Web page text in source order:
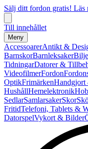
Sälj ditt fordon gratis! Läs
Till innehållet
Meny
AccessoarerAntikt &
BarnskorBarnleksaker
TidningarDatorer &
VideofilmerFordon
OptikFrimärkenHandgjort
HushållHemelektronik
SedlarSamlarsakerSkor
FritidTelefoni, Tablets &
DatorspelVykort & Bilder